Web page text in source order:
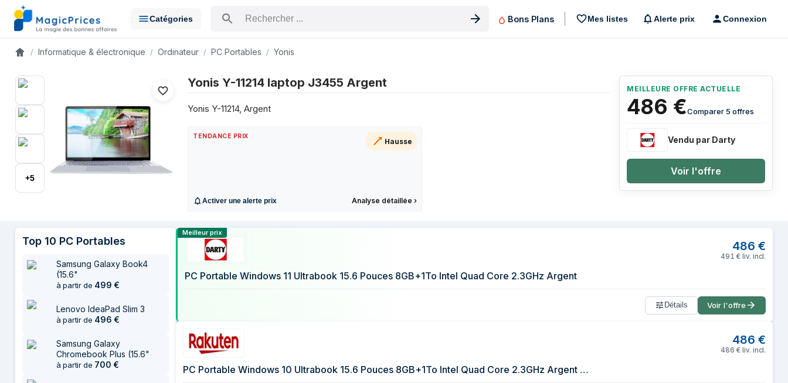
Catégories
Rechercher un produit
Bons Plans Mes listes Alerte prix Connexion
AccueilInformatique & électronique Ordinateur PC Portables Yonis
Yonis Y-11214 laptop J3455 Argent
Yonis Y-11214, Argent
+5
TENDANCE PRIX
Hausse
Activer une alerte prix Analyse détaillée ›
MEILLEURE OFFRE ACTUELLE
486 €Comparer 5 offres
Vendu par Darty
Voir l'offre
Prix
4 juillet 2026
409 €
5 juillet 2026
21 juillet 2026
409 €
29 juillet 2026
29 juillet 2026
Top 10 PC Portables
Samsung Galaxy Book4
(15.6"
à partir de 499 €
Lenovo IdeaPad Slim 3
à partir de 496 €
Samsung Galaxy
Chromebook Plus (15.6"
à partir de 700 €
Comparer les prix de Yonis Y-11214 laptop J3455 Argent
Meilleur prix
486 €
491 € liv. incl.
PC Portable Windows 11 Ultrabook 15.6 Pouces 8GB+1To Intel Quad Core 2.3GHz Argent
Détails Voir l'offre
486 €
486 € liv. incl.
PC Portable Windows 10 Ultrabook 15.6 Pouces 8GB+1To Intel Quad Core 2.3GHz Argent YONIS